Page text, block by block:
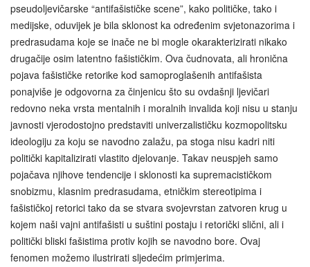
pseudoljevičarske “antifašističke scene”, kako političke, tako i
medijske, oduvijek je bila sklonost ka određenim svjetonazorima i
predrasudama koje se inače ne bi mogle okarakterizirati nikako
drugačije osim latentno fašističkim. Ova čudnovata, ali hronična
pojava fašističke retorike kod samoproglašenih antifašista
ponajviše je odgovorna za činjenicu što su ovdašnji ljevičari
redovno neka vrsta mentalnih i moralnih invalida koji nisu u stanju
javnosti vjerodostojno predstaviti univerzalističku kozmopolitsku
ideologiju za koju se navodno zalažu, pa stoga nisu kadri niti
politički kapitalizirati vlastito djelovanje. Takav neuspjeh samo
pojačava njihove tendencije i sklonosti ka supremacističkom
snobizmu, klasnim predrasudama, etničkim stereotipima i
fašističkoj retorici tako da se stvara svojevrstan zatvoren krug u
kojem naši vajni antifašisti u suštini postaju i retorički slični, ali i
politički bliski fašistima protiv kojih se navodno bore. Ovaj
fenomen možemo ilustrirati sljedećim primjerima.